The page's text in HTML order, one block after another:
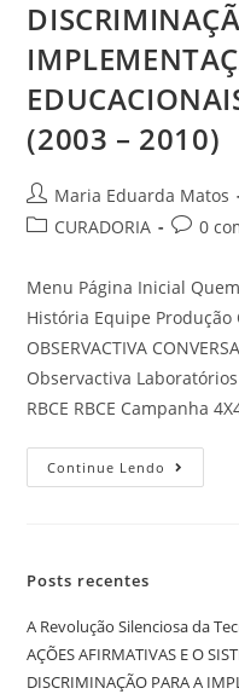
(2003 – 2010)
Maria Eduarda Matos
CURADORIA
0
Menu Página Inicial
História Equipe Produção
OBSERVACTIVA
Observactiva
RBCE RBCE Campanha
Continue Lendo
Posts recentes
A Revolução Silenciosa da
AÇÕES AFIRMATIVAS E O
DISCRIMINAÇÃO PARA A